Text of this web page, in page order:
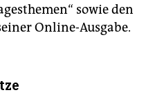
sowie den
Online-Ausgabe.